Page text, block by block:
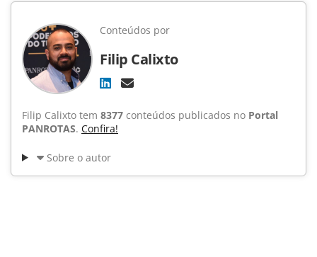
Conteúdos por
Filip Calixto
Filip Calixto tem 8377 conteúdos publicados no Portal
PANROTAS. Confira!
Sobre o autor